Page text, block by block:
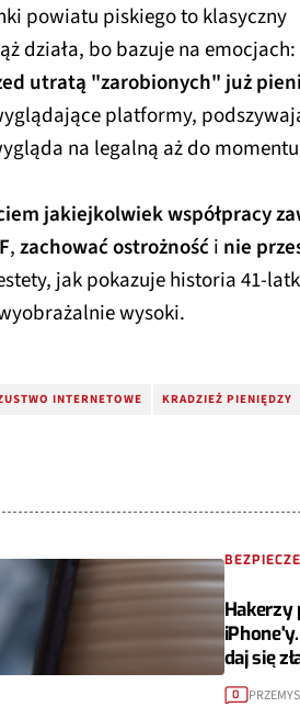
powiatu piskiego to klasyczny
działa, bo bazuje na emocjach:
utratą "zarobionych" już
platformy,
na legalną aż do
jakiejkolwiek współpracy
,zachować ostrożnośći nie
jak pokazuje historia 41-
wysoki.
INTERNETOWE KRADZIEŻ PIENIĘDZY
Hakerzy
daj się
0